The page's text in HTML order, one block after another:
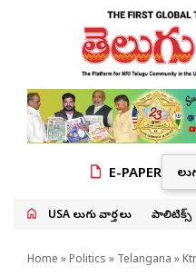
E-PAPER
USA తెలుగు వార్తలు పాలిటిక్స్
Home » Politics » Telangana »